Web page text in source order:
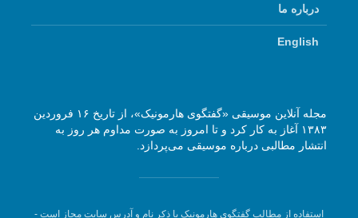
درباره ما
English
مجله آنلاین موسیقی «گفتگوی هارمونیک»، از تاریخ ۱۶ فروردین
۱۳۸۳ آغاز به کار کرد و تا امروز به صورت مداوم هر روز به
انتشار مطالبی درباره موسیقی می‌پردازد.
استفاده از مطالب گفتگوی هارمونیک با ذکر نام و آدرس سایت مجاز است -